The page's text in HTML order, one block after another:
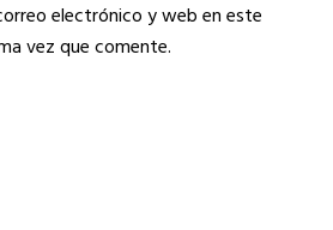
electrónico y web en este
vez que comente.